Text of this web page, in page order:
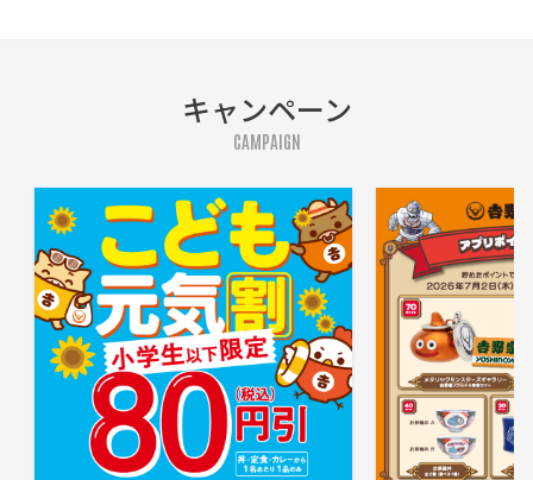
キャンペーン
CAMPAIGN